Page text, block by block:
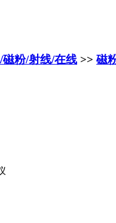
磁粉/射线/在线 >>磁